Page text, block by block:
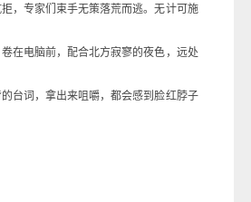
，专家们束手无策落荒而逃。无计可施
在电脑前，配合北方寂寥的夜色，远处
台词，拿出来咀嚼，都会感到脸红脖子